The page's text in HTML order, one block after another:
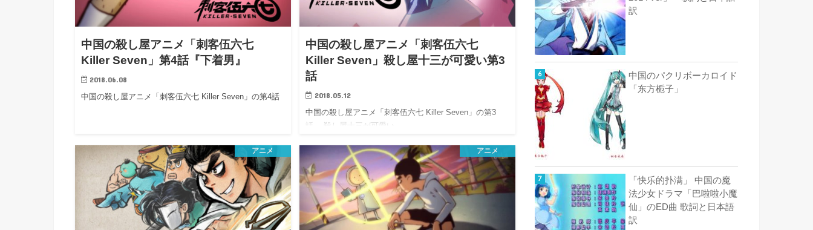
中国の殺し屋アニメ「刺客伍六七
Killer Seven」第4話『下着男』
2018.06.08
中国の殺し屋アニメ「刺客伍六七 Killer Seven」の第4話
中国の殺し屋アニメ「刺客伍六七
Killer Seven」殺し屋十三が可愛い第3
話
2018.05.12
中国の殺し屋アニメ「刺客伍六七 Killer Seven」の第3
話。 殺し屋十三が可愛い
アニメ アニメ
訳
中国のパクリボーカロイド
「东方栀子」
「快乐的扑满」 中国の魔
法少女ドラマ「巴啦啦小魔
仙」のED曲 歌詞と日本語
訳